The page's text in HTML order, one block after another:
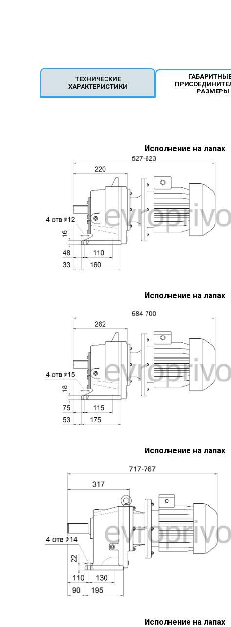
ТЕХНИЧЕСКИЕ
ХАРАКТЕРИСТИКИ
РАЗМЕРЫ
Исполнение на лапах
Исполнение на лапах
Исполнение на лапах
Исполнение на лапах